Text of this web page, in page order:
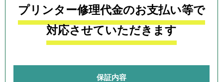
プリンター修理代金のお支払い等で
対応させていただきます
保証内容